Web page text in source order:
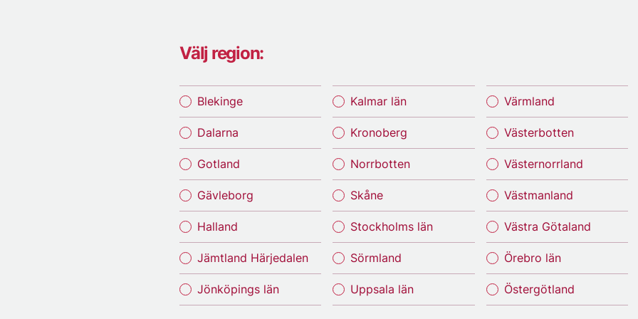
Välj region:
Blekinge
Dalarna
Gotland
Gävleborg
Halland
Jämtland Härjedalen
Jönköpings län
Kalmar län
Kronoberg
Norrbotten
Skåne
Stockholms län
Sörmland
Uppsala län
Värmland
Västerbotten
Västernorrland
Västmanland
Västra Götaland
Örebro län
Östergötland